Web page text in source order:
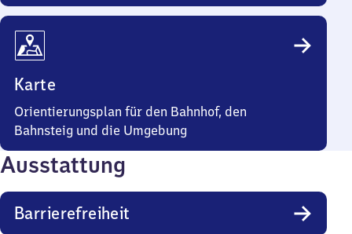
Karte
Orientierungsplan für den Bahnhof, den
Bahnsteig und die Umgebung
Ausstattung
Barrierefreiheit